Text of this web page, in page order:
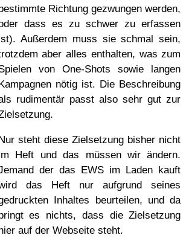
Richtung gezwungen werden,
dass es zu schwer zu erfassen
Außerdem muss sie schmal sein,
aber alles enthalten, was zum
von One-Shots sowie langen
nötig ist. Die Beschreibung
rudimentär passt also sehr gut zur
steht diese Zielsetzung bisher nicht
Heft und das müssen wir ändern.
der das EWS im Laden kauft
das Heft nur aufgrund seines
Inhaltes beurteilen, und da
es nichts, dass die Zielsetzung
auf der Webseite steht.
und
den